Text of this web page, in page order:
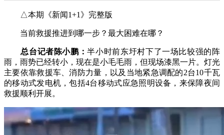
△本期《新闻1+1》完整版
当前救援推进到哪一步？最大困难在哪？
总台记者陈小鹏：半小时前东圩村下了一场比较强的阵
雨，雨势已经转小，现在是小毛毛雨，但现场漆黑一片。灯光
主要依靠救援车、消防力量，以及当地紧急调配的2台10千瓦
的移动式发电机，包括4台移动式应急照明设备，来保障夜间
救援顺利开展。